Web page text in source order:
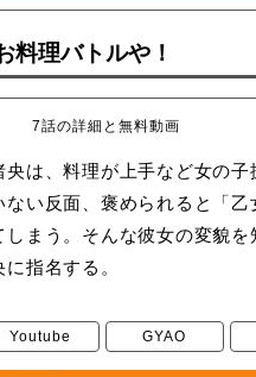
料理バトルや！
7話の詳細と無料動画
央は、料理が上手など女の子
い反面、褒められると「乙
しまう。そんな彼女の変貌を
指名する。
Youtube GYAO